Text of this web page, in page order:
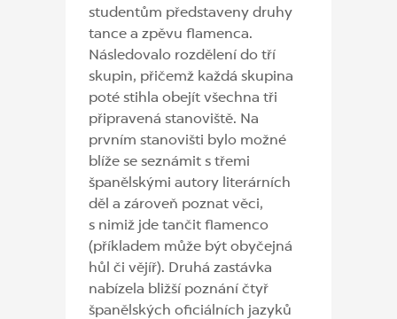
studentům představeny druhy
tance a zpěvu flamenca.
Následovalo rozdělení do tří
skupin, přičemž každá skupina
poté stihla obejít všechna tři
připravená stanoviště. Na
prvním stanovišti bylo možné
blíže se seznámit s třemi
španělskými autory literárních
děl a zároveň poznat věci,
s nimiž jde tančit flamenco
(příkladem může být obyčejná
hůl či vějíř). Druhá zastávka
nabízela bližší poznání čtyř
španělských oficiálních jazyků